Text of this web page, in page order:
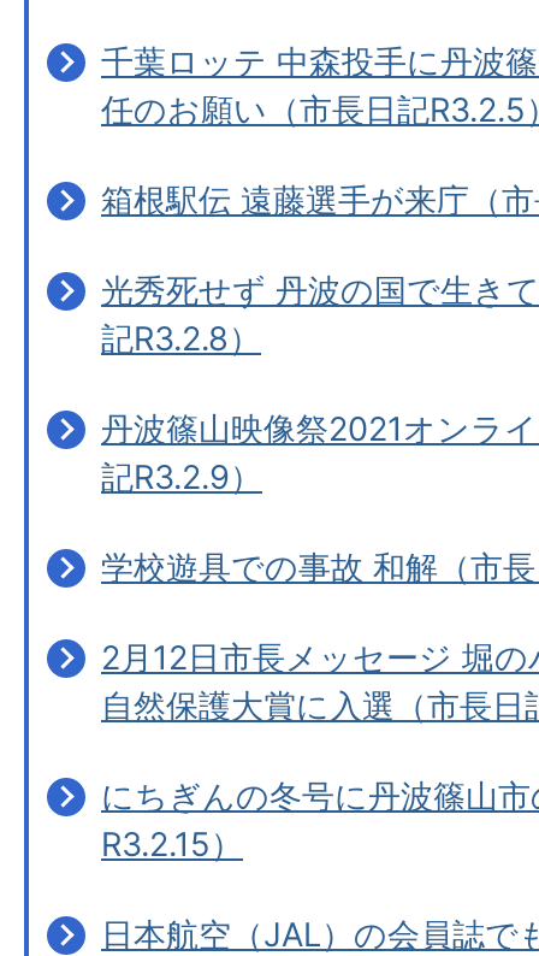
千葉ロッテ 中森投手に丹波
任のお願い（市長日記R3.2.5
箱根駅伝 遠藤選手が来庁（
光秀死せず 丹波の国で生き
記R3.2.8）
丹波篠山映像祭2021オンラ
記R3.2.9）
学校遊具での事故 和解（市
2月12日市長メッセージ 堀
自然保護大賞に入選（市長日
にちぎんの冬号に丹波篠山
R3.2.15）
日本航空（JAL）の会員誌で